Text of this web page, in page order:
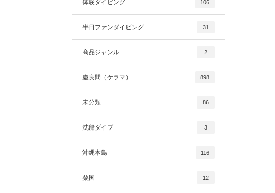
体験ダイビング 106
半日ファンダイビング 31
商品ジャンル 2
慶良間（ケラマ） 898
未分類 86
沈船ダイブ 3
沖縄本島 116
粟国 12